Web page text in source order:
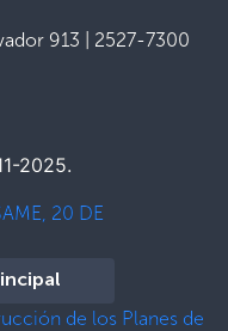
913 | 2527-7300
2025.
20 DE
de los Planes de